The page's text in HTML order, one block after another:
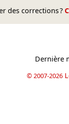
des corrections ?
Dernière
© 2007-2026